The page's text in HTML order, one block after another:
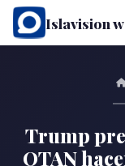
Islavision
Trump
OTAN